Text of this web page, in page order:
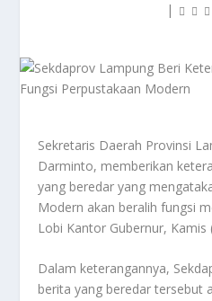
|
Sekretaris Daerah Provinsi
Darminto, memberikan
yang beredar yang
Modern akan beralih fungsi
Lobi Kantor Gubernur, Kamis
Dalam keterangannya,
berita yang beredar tersebut